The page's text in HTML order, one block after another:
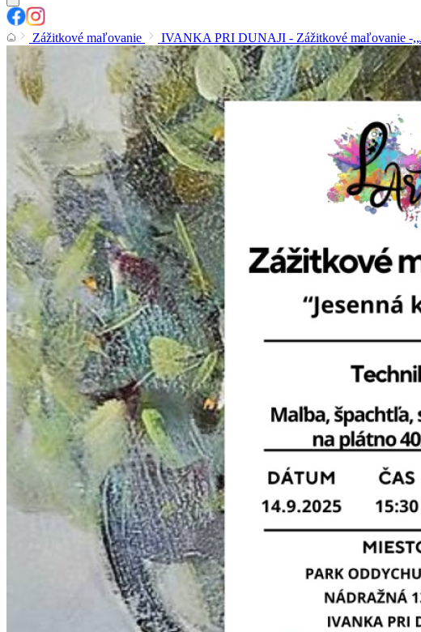
Zážitkové maľovanie IVANKA PRI DUNAJI - Zážitkové maľovanie -